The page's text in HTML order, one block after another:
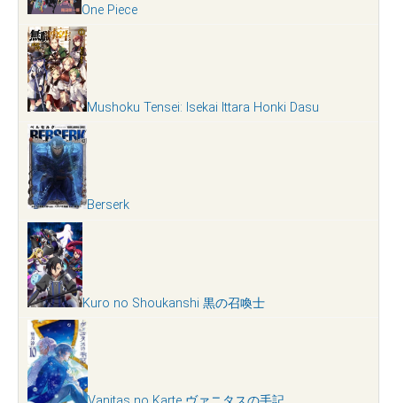
One Piece
Mushoku Tensei: Isekai Ittara Honki Dasu
Berserk
Kuro no Shoukanshi 黒の召喚士